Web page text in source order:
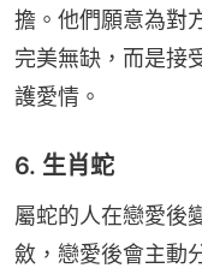
擔。他們願意為對
完美無缺，而是接
護愛情。
6. 生肖蛇
屬蛇的人在戀愛後
斂，戀愛後會主動